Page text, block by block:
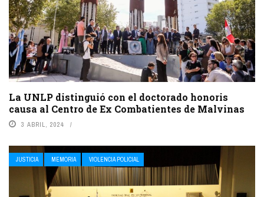
La UNLP distinguió con el doctorado honoris
causa al Centro de Ex Combatientes de Malvinas
3 ABRIL, 2024
JUSTICIA MEMORIA VIOLENCIA POLICIAL